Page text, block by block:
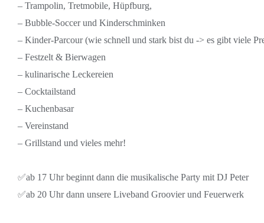
– Trampolin, Tretmobile, Hüpfburg,
– Bubble-Soccer und Kinderschminken
– Kinder-Parcour (wie schnell und stark bist du -> es gibt viele
– Festzelt & Bierwagen
– kulinarische Leckereien
– Cocktailstand
– Kuchenbasar
– Vereinstand
– Grillstand und vieles mehr!
✅ab 17 Uhr beginnt dann die musikalische Party mit DJ Peter
✅ab 20 Uhr dann unsere Liveband Groovier und Feuerwerk